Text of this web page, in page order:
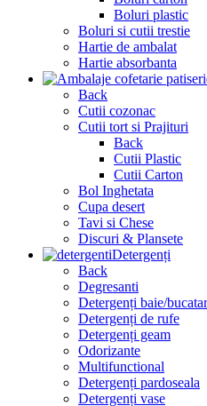
Boluri plastic
Boluri si cutii trestie
Hartie de ambalat
Hartie absorbanta
Back
Cutii cozonac
Cutii tort si Prajituri
Back
Cutii Plastic
Cutii Carton
Bol Inghetata
Cupa desert
Tavi si Chese
Discuri & Plansete
Detergenți
Back
Degresanti
Detergenți baie/
Detergenți de rufe
Detergenți geam
Odorizante
Multifunctional
Detergenți pardoseala
Detergenți vase